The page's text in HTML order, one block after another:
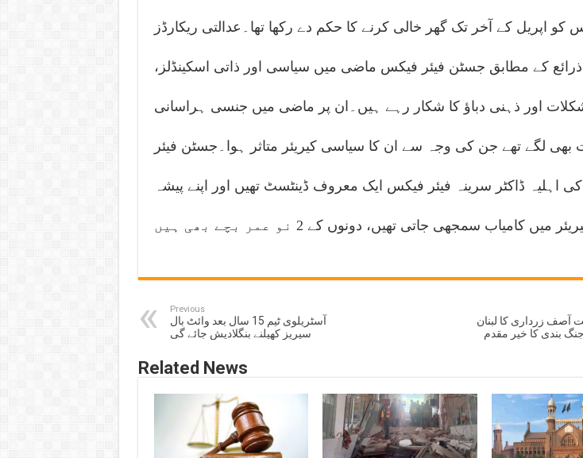
کو اپریل کے آخر تک گھر خالی کرنے کا حکم دے رکھا تھا۔عدالتی ریکارڈز
ذرائع کے مطابق جسٹن فیئر فیکس ماضی میں سیاسی اور ذاتی اسکینڈلز،
اور ذہنی دباؤ کا شکار رہے ہیں۔ان پر ماضی میں جنسی ہراسانی
بھی لگے تھے جن کی وجہ سے ان کا سیاسی کیریئر متاثر ہوا۔جسٹن فیئر
اہلیہ ڈاکٹر سرینہ فیئر فیکس ایک معروف ڈینٹسٹ تھیں اور اپنے پیشہ
میں کامیاب سمجھی جاتی تھیں، دونوں کے 2 نو عمر بچے بھی ہیں
Previous
آسٹریلوی ٹیم 15 سال بعد وائٹ بال
سیریز کھیلنے بنگلادیش جائے گی
آصف زرداری کا لبنان
بندی کا خیر مقدم
Related News